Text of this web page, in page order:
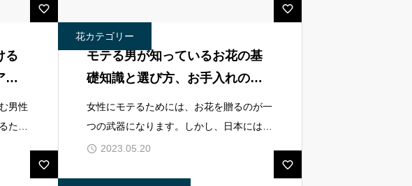
る
ッ
徹
男性
ため
す。
花カテゴリー
モテる男が知っているお花の基
礎知識と選び方、お手入れのコ
ツ
女性にモテるためには、お花を贈るのが一
つの武器になります。しかし、日本には頻
繁にお花を贈り合う文化がないため、女性
2023.05.20